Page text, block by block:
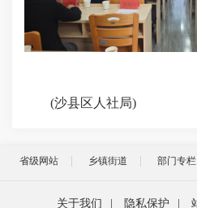
(沙县区人社局)
省级网站 乡镇街道 部门专栏
关于我们 隐私保护